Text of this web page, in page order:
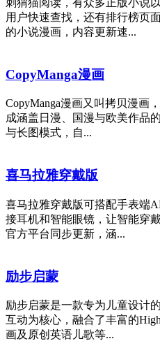
刺猬猫阅读，有众多正版小说
用户快速查找，还有排行榜页
的小说漫画，内容更新速...
CopyManga漫画
CopyManga漫画又叫拷贝漫画
成涵盖日漫、国漫与欧美作品
与长图模式，自...
喜马拉雅穿戴版
喜马拉雅穿戴版可搭配手表端
接耳机和智能眼镜，让智能穿
官方平台同步更新，涵...
励步启蒙
励步启蒙是一款专为儿童设计
互动为核心，融合了丰富的
画及原创英语儿歌等...